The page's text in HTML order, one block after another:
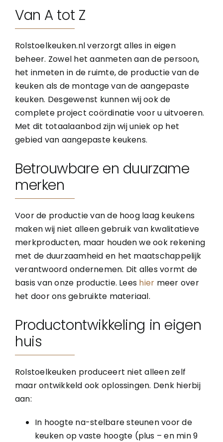
Van A tot Z
Rolstoelkeuken.nl verzorgt alles in eigen
beheer. Zowel het aanmeten aan de persoon,
het inmeten in de ruimte, de productie van de
keuken als de montage van de aangepaste
keuken. Desgewenst kunnen wij ook de
complete project coördinatie voor u uitvoeren.
Met dit totaalaanbod zijn wij uniek op het
gebied van aangepaste keukens.
Betrouwbare en duurzame
merken
Voor de productie van de hoog laag keukens
maken wij niet alleen gebruik van kwalitatieve
merkproducten, maar houden we ook rekening
met de duurzaamheid en het maatschappelijk
verantwoord ondernemen. Dit alles vormt de
basis van onze productie. Lees hier meer over
het door ons gebruikte materiaal.
Productontwikkeling in eigen
huis
Rolstoelkeuken produceert niet alleen zelf
maar ontwikkeld ook oplossingen. Denk hierbij
aan:
In hoogte na-stelbare steunen voor de
keuken op vaste hoogte (plus – en min 9